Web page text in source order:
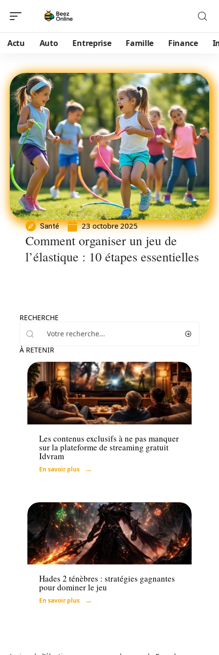
Actu Auto Entreprise Famille Finance
Santé 23 octobre 2025
Comment organiser un jeu de
l’élastique : 10 étapes essentielles
RECHERCHE
À RETENIR
Loisirs
Les contenus exclusifs à ne pas manquer
sur la plateforme de streaming gratuit
Idvram
En savoir plus
Tech
Hades 2 ténèbres : stratégies gagnantes
pour dominer le jeu
En savoir plus